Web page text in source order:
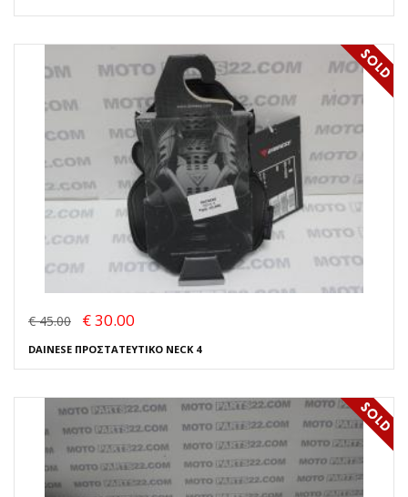
€ 45.00 € 30.00
DAINESE ΠΡΟΣΤΑΤΕΥΤΙΚΟ NECK 4